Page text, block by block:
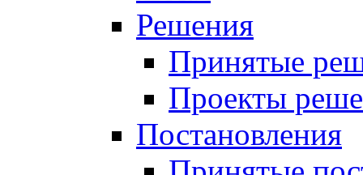
Решения
Принятые
Проекты
Постановления